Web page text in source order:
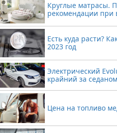
Круглые матрасы.
рекомендации при
Есть куда расти?
2023 год
Электрический
крайний за
Цена на топливо